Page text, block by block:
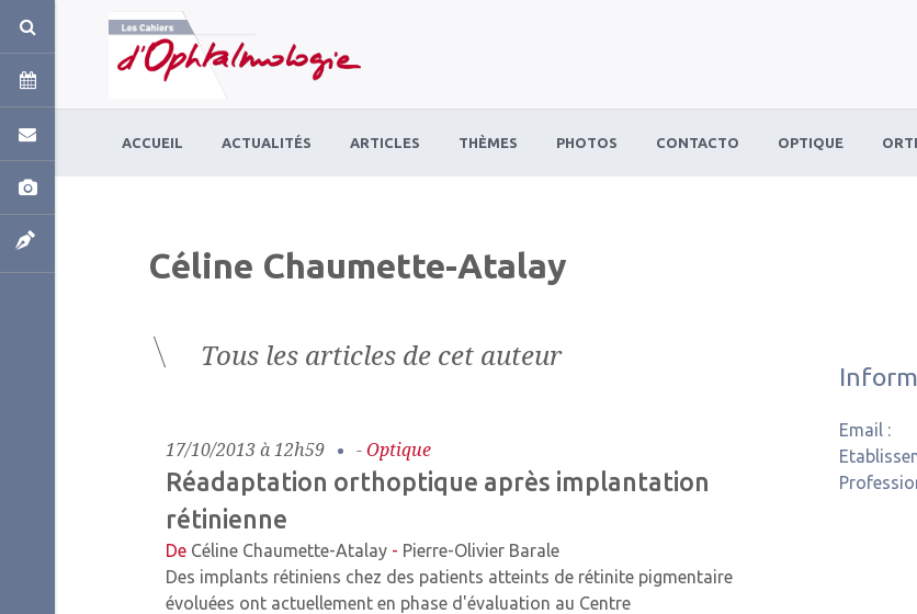
ACCUEIL ACTUALITÉS ARTICLES THÈMES PHOTOS CONTACTO OPTIQUE
Céline Chaumette-Atalay
Tous les articles de cet auteur
17/10/2013 à 12h59 -Optique
Réadaptation orthoptique après implantation
rétinienne
De Céline Chaumette-Atalay- Pierre-Olivier Barale
Des implants rétiniens chez des patients atteints de rétinite pigmentaire
évoluées ont actuellement en phase d'évaluation au Centre
Email :
Panneau de gestion des cookies